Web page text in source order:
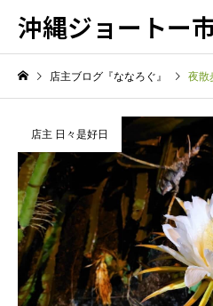
沖縄ジョートー
店主ブログ『ななろぐ』 夜散
店主 日々是好日